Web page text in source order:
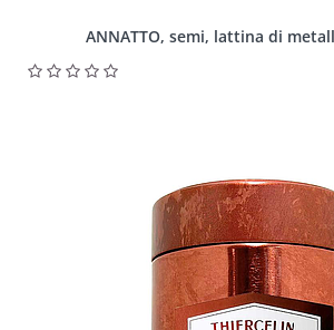
ANNATTO, semi, lattina di